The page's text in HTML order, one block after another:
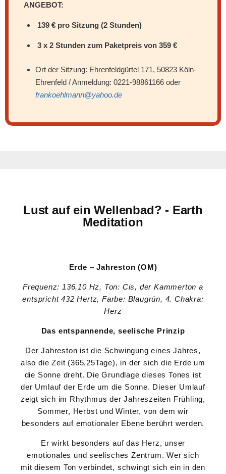
ANGEBOT:
139 € pro Sitzung (2 Stunden)
3 x 2 Stunden zum Paketpreis von 359 €
Ort der Sitzung: Ehrenfeldgürtel 171, 50823 Köln-
Ehrenfeld / Anmeldung: 0221-98861166 oder
frankoehlmann@yahoo.de
Lust auf ein Wellenbad? - Earth
Meditation
Erde – Jahreston (OM)
Frequenz: 136,10 Hz, Ton: Cis, der Kammerton a
entspricht 432 Hertz, Farbe: Blaugrün, 4. Chakra:
Herz
Das entspannende, seelische Prinzip
Der Jahreston ist die Schwingung eines Jahres,
also die Zeit (365,25Tage), in der sich die Erde um
die Sonne dreht. Die Grundlage dieses Tones ist
der Umlauf der Erde um die Sonne. Dieser Umlauf
zeigt sich im Rhythmus der Jahreszeiten Frühling,
Sommer, Herbst und Winter, von dem wir
besonders auf emotionaler Ebene berührt werden.
Er wirkt besonders auf das Herz, unser
emotionales und seelisches Zentrum. Wer sich
mit diesem Ton verbindet, schwingt sich ein in den